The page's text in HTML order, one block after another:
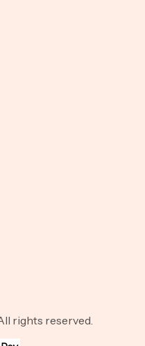
rights reserved.